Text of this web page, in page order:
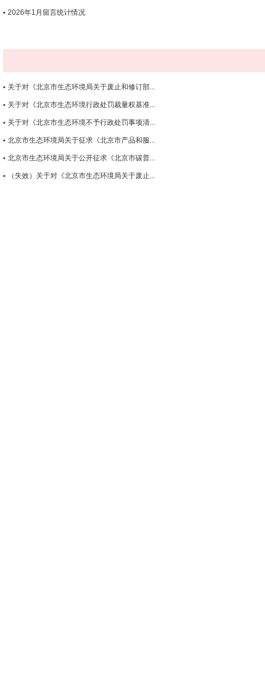
2026年1月留言统计情况
关于对《北京市生态环境局关于废止和修订部...
关于对《北京市生态环境行政处罚裁量权基准...
关于对《北京市生态环境不予行政处罚事项清...
北京市生态环境局关于征求《北京市产品和服...
北京市生态环境局关于公开征求《北京市碳普...
（失效）关于对《北京市生态环境局关于废止...